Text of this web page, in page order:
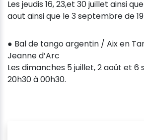
Les jeudis 16, 23,et 30 juillet ainsi
aout ainsi que le 3 septembre de
● Bal de tango argentin / Aix en
Jeanne d’Arc
Les dimanches 5 juillet, 2 août et
20h30 à 00h30.